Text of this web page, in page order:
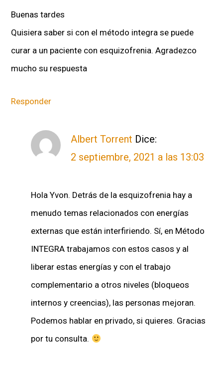
Buenas tardes
Quisiera saber si con el método integra se puede
curar a un paciente con esquizofrenia. Agradezco
mucho su respuesta
Responder
Albert Torrent Dice:
2 septiembre, 2021 a las 13:03
Hola Yvon. Detrás de la esquizofrenia hay a
menudo temas relacionados con energías
externas que están interfiriendo. Sí, en Método
INTEGRA trabajamos con estos casos y al
liberar estas energías y con el trabajo
complementario a otros niveles (bloqueos
internos y creencias), las personas mejoran.
Podemos hablar en privado, si quieres. Gracias
por tu consulta.